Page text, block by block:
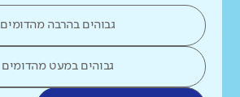
גבוהים בהרבה מהדומים
גבוהים במעט מהדומים